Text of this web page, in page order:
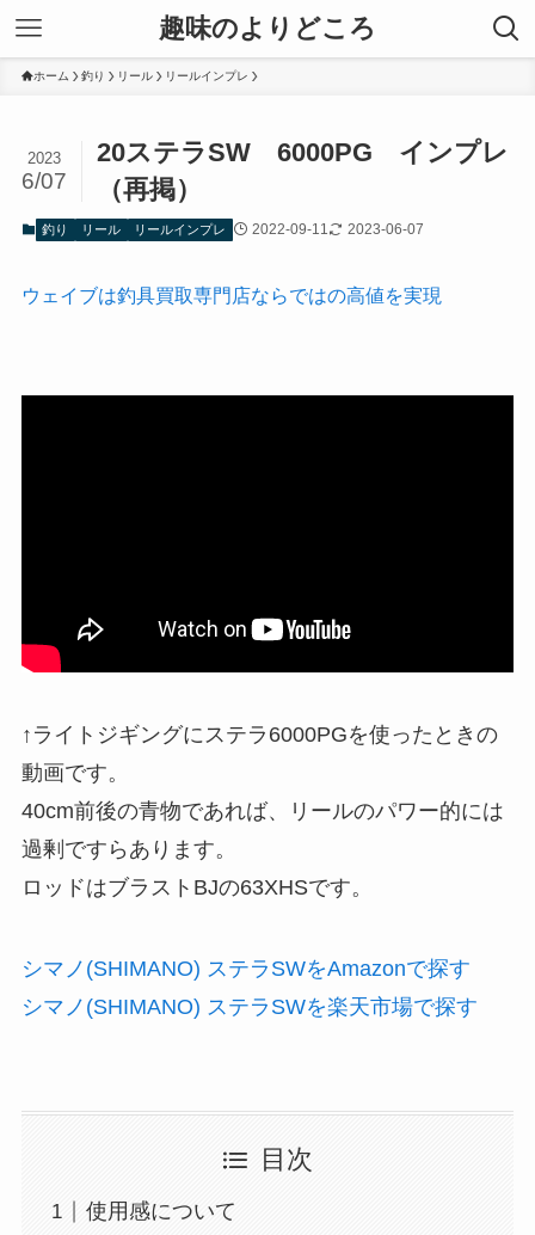
趣味のよりどころ
ホーム 釣り リール リールインプレ
20ステラSW 6000PG インプレ
（再掲）
2023
6/07
釣り リール リールインプレ 2022-09-11 2023-06-07
ウェイブは釣具買取専門店ならではの高値を実現
↑ライトジギングにステラ6000PGを使ったときの
動画です。
40cm前後の青物であれば、リールのパワー的には
過剰ですらあります。
ロッドはブラストBJの63XHSです。
シマノ(SHIMANO) ステラSWをAmazonで探す
シマノ(SHIMANO) ステラSWを楽天市場で探す
目次
使用感について